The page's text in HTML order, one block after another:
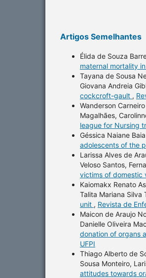
Artigos Semelhantes
Élida de Souza
maternal mortality
Tayana de Sousa
Giovana Andreia
cockcroft-gault ,
Wanderson
Magalhães,
league for Nursing
Géssica Naiane
adolescents of the
Larissa Alves de
Veloso Santos,
victims of domestic
Kaiomakx Renato
Talita Mariana Silva
unit , Revista de
Maicon de Araujo
Danielle Oliveira
donation of organs
UFPI
Thiago Alberto de
Sousa Monteiro,
attitudes towards